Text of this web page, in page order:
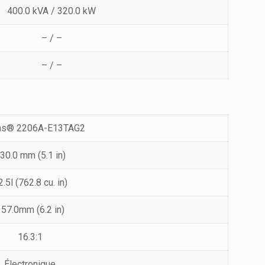
400.0 kVA / 320.0 kW
– / –
– / –
2206A-E13TAG2
mm (5.1 in)
(762.8 cu. in)
(6.2 in)
16.3:1